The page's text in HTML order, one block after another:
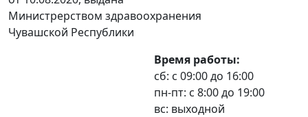
Министрерством здравоохранения
Чувашской Республики
Время работы:
сб: с 09:00 до 16:00
пн-пт: с 8:00 до 19:00
вс: выходной